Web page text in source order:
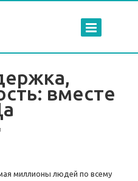
вместе
миллионы людей по всему